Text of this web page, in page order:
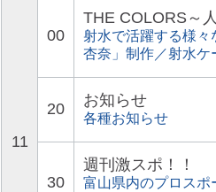
11
00
THE COLORS～
射水で活躍する様々
杏奈」制作／射水ケ
20 お知らせ
各種お知らせ
30
週刊激スポ！！
富山県内のプロスポ